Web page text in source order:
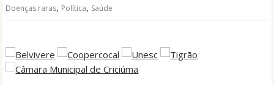
Doenças raras, Política, Saúde